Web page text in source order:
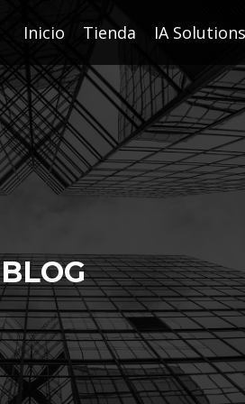
Inicio Tienda IA Solutions
BLOG